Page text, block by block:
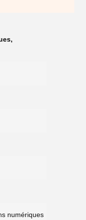
,
numériques